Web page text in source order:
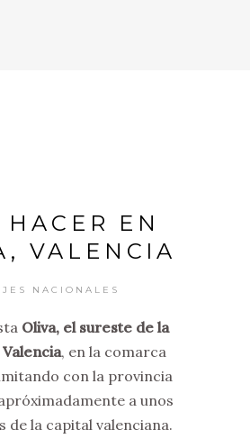
HACER EN
VALENCIA
NACIONALES
Oliva, el sureste de la
, en la comarca
con la provincia
a unos
de la capital valenciana.